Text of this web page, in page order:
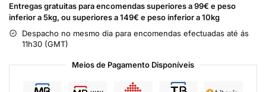
Entregas gratuitas para encomendas superiores a 99€ e peso
inferior a 5kg, ou superiores a 149€ e peso inferior a 10kg
Despacho no mesmo dia para encomendas efectuadas até ás
11h30 (GMT)
Meios de Pagamento Disponíveis